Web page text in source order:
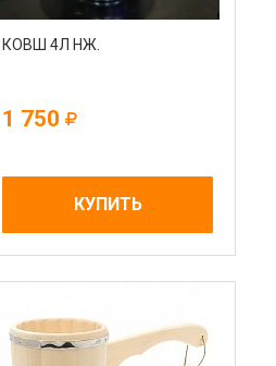
КОВШ 4Л НЖ.
1 750
КУПИТЬ